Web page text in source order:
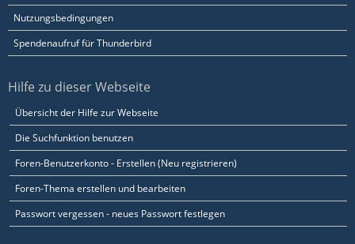
Nutzungsbedingungen
Spendenaufruf für Thunderbird
Hilfe zu dieser Webseite
Übersicht der Hilfe zur Webseite
Die Suchfunktion benutzen
Foren-Benutzerkonto - Erstellen (Neu registrieren)
Foren-Thema erstellen und bearbeiten
Passwort vergessen - neues Passwort festlegen